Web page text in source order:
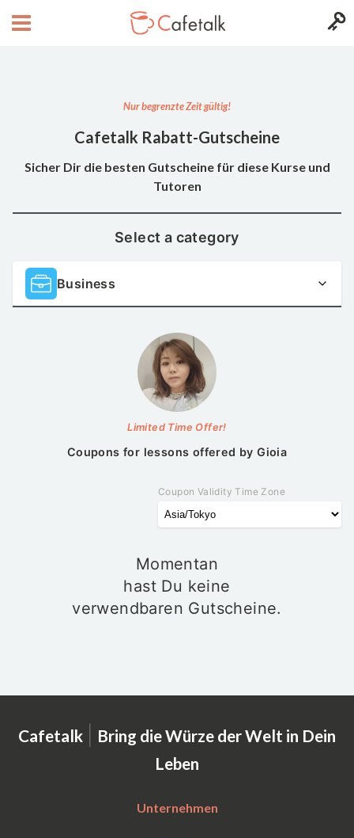
Nur begrenzte Zeit gültig!
Cafetalk Rabatt-Gutscheine
Sicher Dir die besten Gutscheine für diese Kurse und
Tutoren
Select a category
Business
Limited Time Offer!
Coupons for lessons offered byGioia
Coupon Validity Time Zone
Momentan
hast Du keine
verwendbaren Gutscheine.
Cafetalk | Bring die Würze der Welt in Dein
Leben
Unternehmen